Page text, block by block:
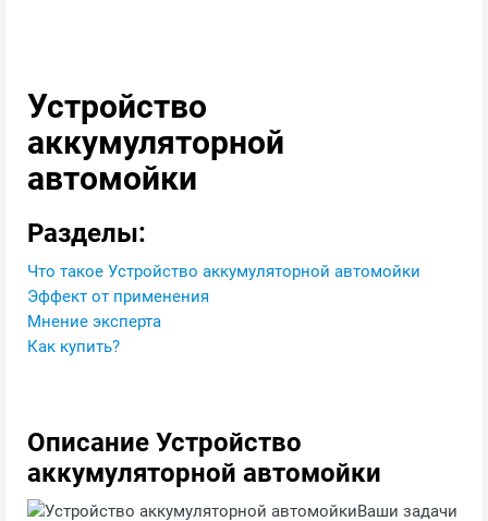
Устройство
аккумуляторной
автомойки
Разделы:
Что такое Устройство аккумуляторной автомойки
Эффект от применения
Мнение эксперта
Как купить?
Описание Устройство
аккумуляторной автомойки
Ваши задачи